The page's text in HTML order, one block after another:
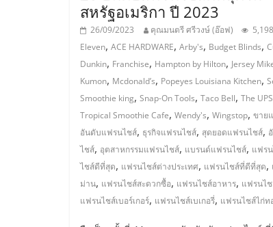
รน
ไชส์,
ศูนย์
รวม
แฟ
รน
สหรัฐอเมริกา ปี 2023
26/09/2023 คุณมนตรี ศรีวงษ์ (อ๊อฟ)
Eleven, ACE HARDWARE, Arby's, Budget Blinds,
Dunkin, Franchise, Hampton by Hilton, Jersey
Kumon, Mcdonald’s, Popeyes Louisiana Kitchen,
Smoothie king, Snap-On Tools, Taco Bell, The
Tropical Smoothie Cafe, Wendy's, Wingstop, ขาย
อันดับแฟรนไชส์, ธุรกิจแฟรนไชส์, สุดยอดแฟรนไชส์,
ไชส์, อุตสาหกรรมแฟรนไชส์, แบรนด์แฟรนไชส์, แฟร
ไชส์ดีที่สุด, แฟรนไชส์ต่างประเทศ, แฟรนไชส์ที่ดีที่สุด,
ม่าน, แฟรนไชส์สะดวกซื้อ, แฟรนไชส์อาหาร, แฟรนไ
แฟรนไชส์เบอร์เกอร์, แฟรนไชส์เบเกอรี่, แฟรนไชส์ไก่ท